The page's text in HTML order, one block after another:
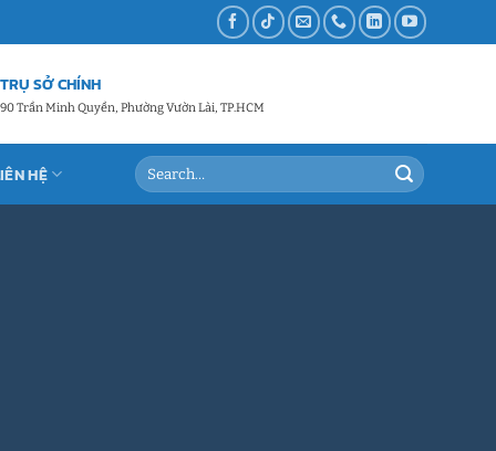
TRỤ SỞ CHÍNH
90 Trần Minh Quyền, Phường Vườn Lài, TP.HCM
HỆ